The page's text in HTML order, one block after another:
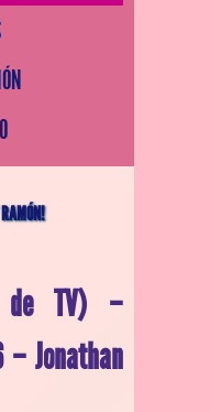
de TV) –
– Jonathan